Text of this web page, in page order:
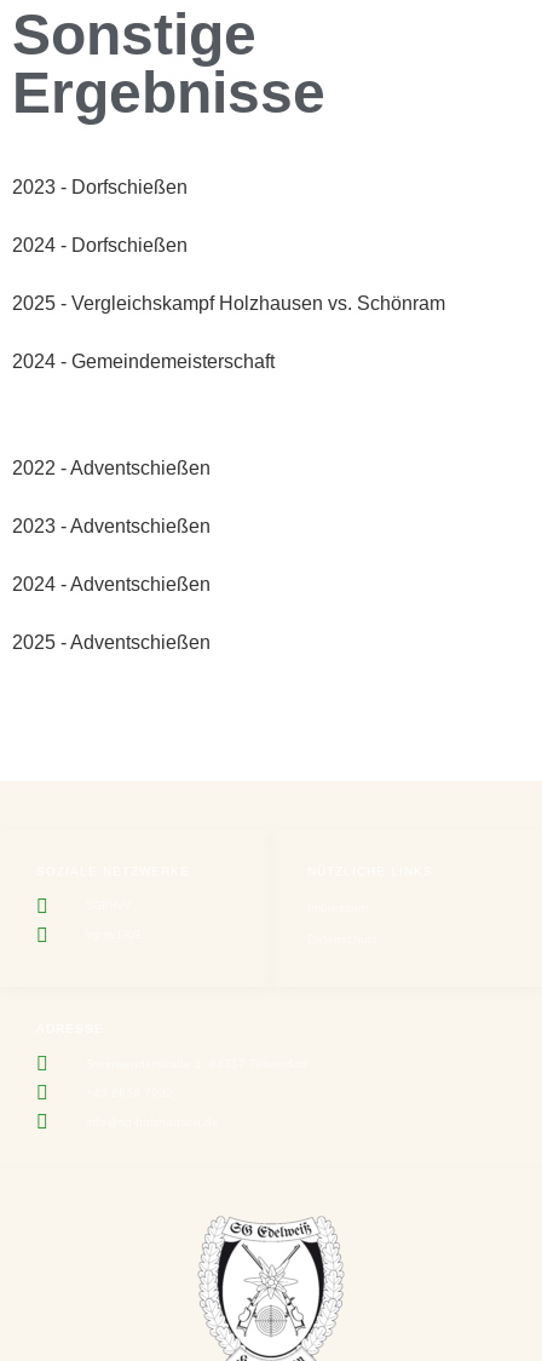
Sonstige
Ergebnisse
2023 - Dorfschießen
2024 - Dorfschießen
2025 - Vergleichskampf Holzhausen vs. Schönram
2024 - Gemeindemeisterschaft
2022 - Adventschießen
2023 - Adventschießen
2024 - Adventschießen
2025 - Adventschießen